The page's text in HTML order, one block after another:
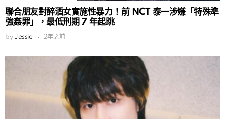
聯合朋友對醉酒女實施性暴力！前 NCT 泰一涉嫌「特殊準
強姦罪」，最低刑期 7 年起跳
by Jessie 2年之前